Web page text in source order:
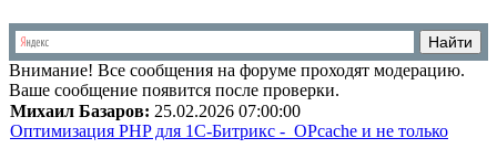
Внимание! Все сообщения на форуме проходят модерацию.
Ваше сообщение появится после проверки.
Михаил Базаров: 25.02.2026 07:00:00
Оптимизация PHP для 1С-Битрикс - OPcache и не только